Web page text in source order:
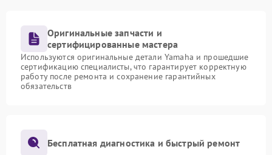
Оригинальные запчасти и
сертифицированные мастера
Используются оригинальные детали Yamaha и прошедшие
сертификацию специалисты, что гарантирует корректную
работу после ремонта и сохранение гарантийных
обязательств
Бесплатная диагностика и быстрый ремонт